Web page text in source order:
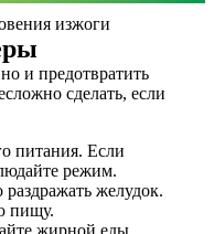
изжоги
и предотвратить
сделать, если
питания. Если
режим.
желудок.
пищу.
жирной еды.